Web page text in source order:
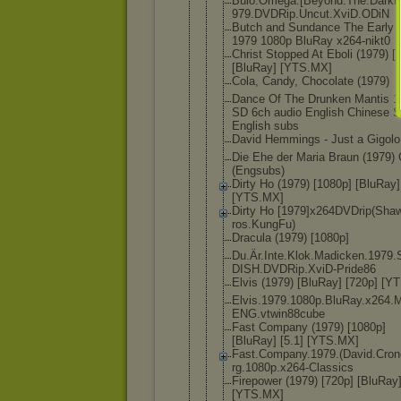
979.DVDRip.Uncut.XviD.ODiN
Butch and Sundance The Early
1979 1080p BluRay x264-nikt0
Christ Stopped At Eboli (1979)
[BluRay] [YTS.MX]
Cola, Candy, Chocolate (1979)
Dance Of The Drunken Mantis
SD 6ch audio English Chinese
English subs
David Hemmings - Just a Gigolo
Die Ehe der Maria Braun (1979)
(Engsubs)
Dirty Ho (1979) [1080p] [BluRay]
[YTS.MX]
Dirty Ho [1979]x264D
ros.KungFu)
Dracula (1979) [1080p]
Du.Är.Inte. Klok.Madick
DISH.DVDRip.XviD-Pride86
Elvis (1979) [BluRay] [720p]
Elvis.1979.1080p.BluRa
ENG.vtwin88cube
Fast Company (1979) [1080p]
[BluRay] [5.1] [YTS.MX]
Fast.Company.1979.(Dav
rg.1080p.x264-Classics
Firepower (1979) [720p] [BluRay]
[YTS.MX]